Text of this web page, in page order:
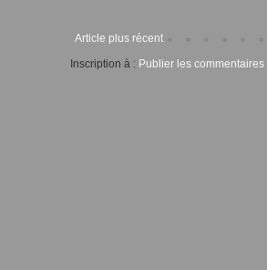
Article plus récent
Inscription à : Publier les commentaires